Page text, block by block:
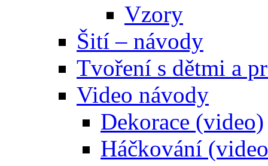
Vzory
Šití – návody
Tvoření s dětmi a
Video návody
Dekorace (video)
Háčkování